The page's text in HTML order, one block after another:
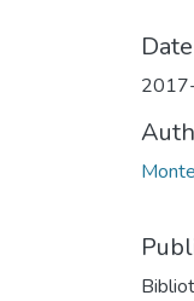
Date